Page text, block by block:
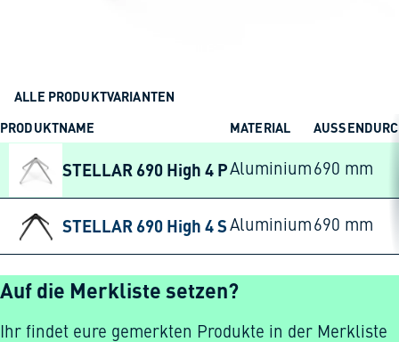
ALLE PRODUKTVARIANTEN
PRODUKTNAME
MATERIAL
STELLAR 690 High 4 PAluminium 690 mm
STELLAR 690 High 4 SAluminium 690 mm
Auf die Merkliste setzen?
Ihr findet eure gemerkten Produkte in der Merkliste